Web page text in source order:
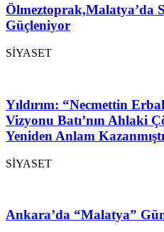
Ölmeztoprak,Malatya’da
Güçleniyor
SİYASET
Yıldırım: “Necmettin
Vizyonu Batı’nın Ahlaki
Yeniden Anlam
SİYASET
Ankara’da “Malatya”